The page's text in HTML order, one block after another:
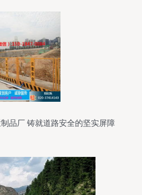
品厂 铸就道路安全的坚实屏障